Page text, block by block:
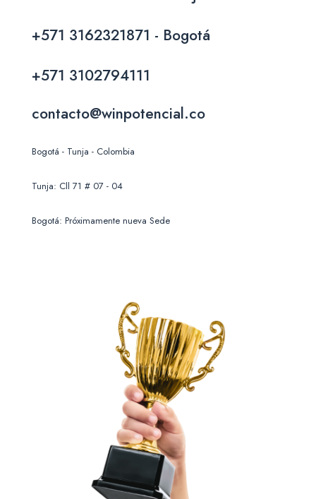
+571 3162321871 - Bogotá
+571 3102794111
contacto@winpotencial.co
Bogotá - Tunja - Colombia
Tunja: Cll 71 # 07 - 04
Bogotá: Próximamente nueva Sede